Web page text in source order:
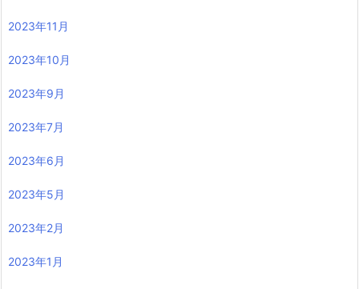
2023年11月
2023年10月
2023年9月
2023年7月
2023年6月
2023年5月
2023年2月
2023年1月